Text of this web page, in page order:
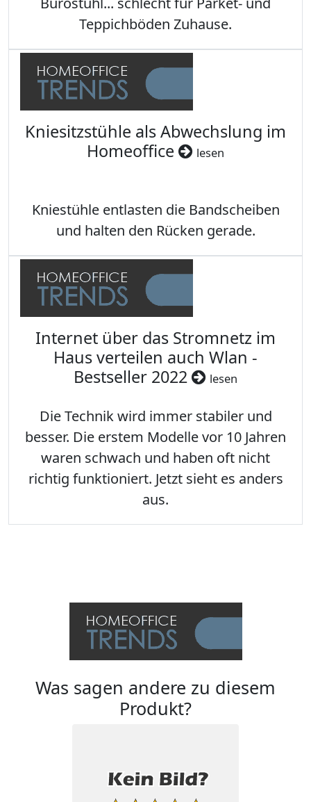
Teppichböden Zuhause.
Kniesitzstühle als Abwechslung im
Homeoffice
lesen
Kniestühle entlasten die Bandscheiben
und halten den Rücken gerade.
Internet über das Stromnetz im
Haus verteilen auch Wlan -
Bestseller 2022
lesen
Die Technik wird immer stabiler und
besser. Die erstem Modelle vor 10 Jahren
waren schwach und haben oft nicht
richtig funktioniert. Jetzt sieht es anders
aus.
Was sagen andere zu diesem
Produkt?